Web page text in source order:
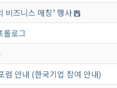
サイトマップ
비즈니스 매칭’ 행사
롤로그
안내 (한국기업 참여 안내)